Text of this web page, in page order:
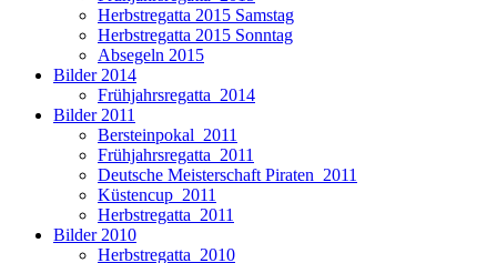
Herbstregatta 2015 Samstag
Herbstregatta 2015 Sonntag
Absegeln 2015
Bilder 2014
Frühjahrsregatta_2014
Bilder 2011
Bersteinpokal_2011
Frühjahrsregatta_2011
Deutsche Meisterschaft Piraten_2011
Küstencup_2011
Herbstregatta_2011
Bilder 2010
Herbstregatta_2010